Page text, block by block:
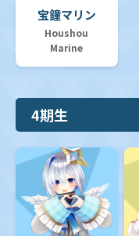
宝鐘マリン
Houshou
Marine
4期生